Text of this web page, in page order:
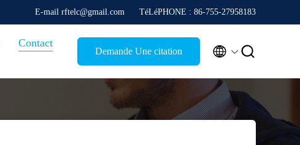
E-mail rftelc@gmail.com TéLéPHONE : 86-755-27958183
Contact
Demande Une citation  